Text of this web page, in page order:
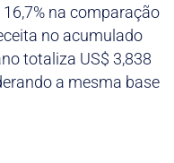
na comparação
no acumulado
totaliza US$ 3,838
a mesma base